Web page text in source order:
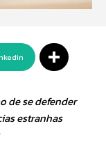
de se defender
estranhas